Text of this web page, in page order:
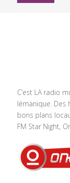
C’est LA radio
lémanique. Des
bons plans
FM Star Night,